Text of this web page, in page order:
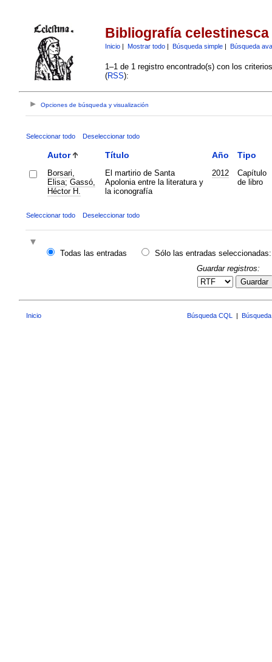
Bibliografía celestinesca
Inicio| Mostrar todo| Búsqueda simple| Búsqueda
1–1 de 1 registro encontrado(s) con los
(RSS):
Opciones de búsqueda y visualización
Seleccionar todo Deseleccionar todo
Autor Título Año Tipo
Borsari,
Elisa; Gassó,
Héctor H.
El martirio de Santa
Apolonia entre la literatura y
la iconografía
2012
Capítulo
de libro
Seleccionar todo Deseleccionar todo
Todas las entradas
Sólo las entradas seleccionadas:
Guardar registros:
Guardar
Inicio Búsqueda CQL